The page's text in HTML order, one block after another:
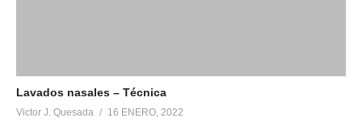
Lavados nasales – Técnica
Victor J. Quesada 16 ENERO, 2022